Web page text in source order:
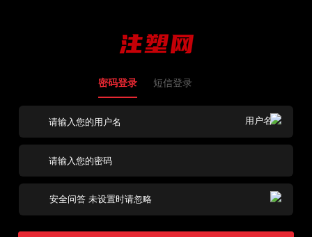
密码登录 短信登录